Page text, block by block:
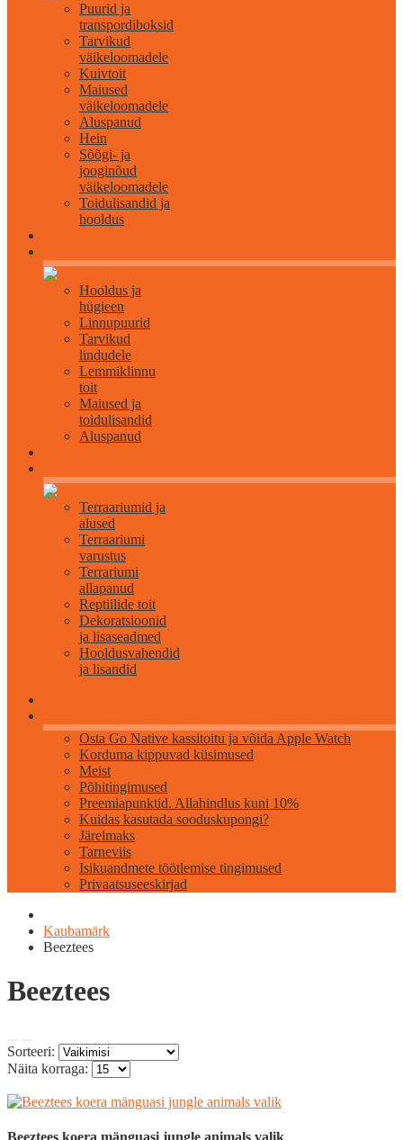
Puurid ja
transpordiboksid
Tarvikud
väikeloomadele
Kuivtoit
Maiused
väikeloomadele
Aluspanud
Hein
Sõõgi- ja
jooginõud
väikeloomadele
Toidulisandid ja
hooldus
Hooldus ja
hügieen
Linnupuurid
Tarvikud
lindudele
Lemmiklinnu
toit
Maiused ja
toidulisandid
Aluspanud
Terraariumid ja
alused
Terraariumi
varustus
Terrariumi
allapanud
Reptiilide toit
Dekoratsioonid
ja lisaseadmed
Hooldusvahendid
ja lisandid
Osta Go Native kassitoitu ja võida Apple Watch
Korduma kippuvad küsimused
Meist
Põhitingimused
Preemiapunktid. Allahindlus kuni 10%
Kuidas kasutada sooduskupongi?
Järelmaks
Tarneviis
Isikuandmete töötlemise tingimused
Privaatsuseeskirjad
Kaubamärk
Beeztees
Beeztees
Sorteeri:
Näita korraga: